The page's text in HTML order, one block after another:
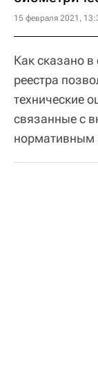
15 февраля 2021,
Как сказано
реестра
технические
связанные с
нормативным